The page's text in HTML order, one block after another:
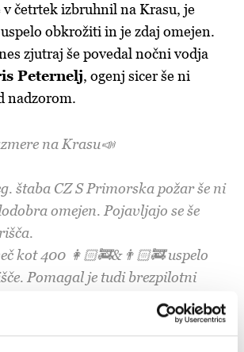
četrtek izbruhnil na Krasu, je
obkrožiti in je zdaj omejen.
zjutraj še povedal nočni vodja
Peternelj, ogenj sicer še ni
nadzorom.
na Krasu📣
štaba CZ S Primorska požar še ni
omejen. Pojavljajo se še
kot 400 👩🏻‍🚒&👨🏻‍🚒 uspelo
Pomagal je tudi brezpilotni
so nadzorovali območje.
PGaHPhm4Yl
— Uprava RS za